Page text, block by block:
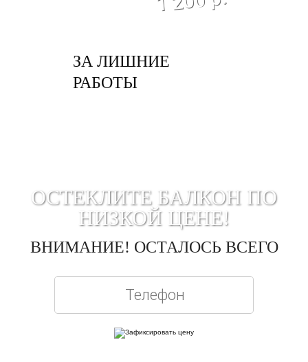
ЗА ЛИШНИЕ
РАБОТЫ
ОСТЕКЛИТЕ БАЛКОН ПО
НИЗКОЙ ЦЕНЕ!
ВНИМАНИЕ! ОСТАЛОСЬ ВСЕГО